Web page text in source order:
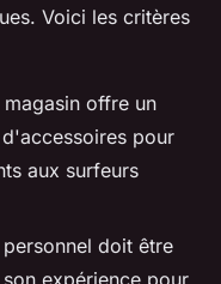
Voici les critères
offre un
pour
aux surfeurs
doit être
expérience pour